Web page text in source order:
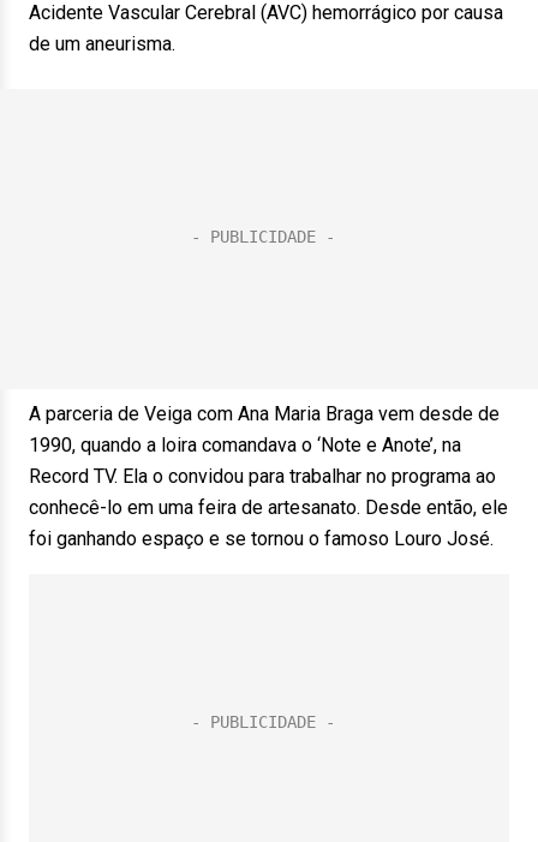
Acidente Vascular Cerebral (AVC) hemorrágico por causa
de um aneurisma.
A parceria de Veiga com Ana Maria Braga vem desde de
1990, quando a loira comandava o ‘Note e Anote’, na
Record TV. Ela o convidou para trabalhar no programa ao
conhecê-lo em uma feira de artesanato. Desde então, ele
foi ganhando espaço e se tornou o famoso Louro José.